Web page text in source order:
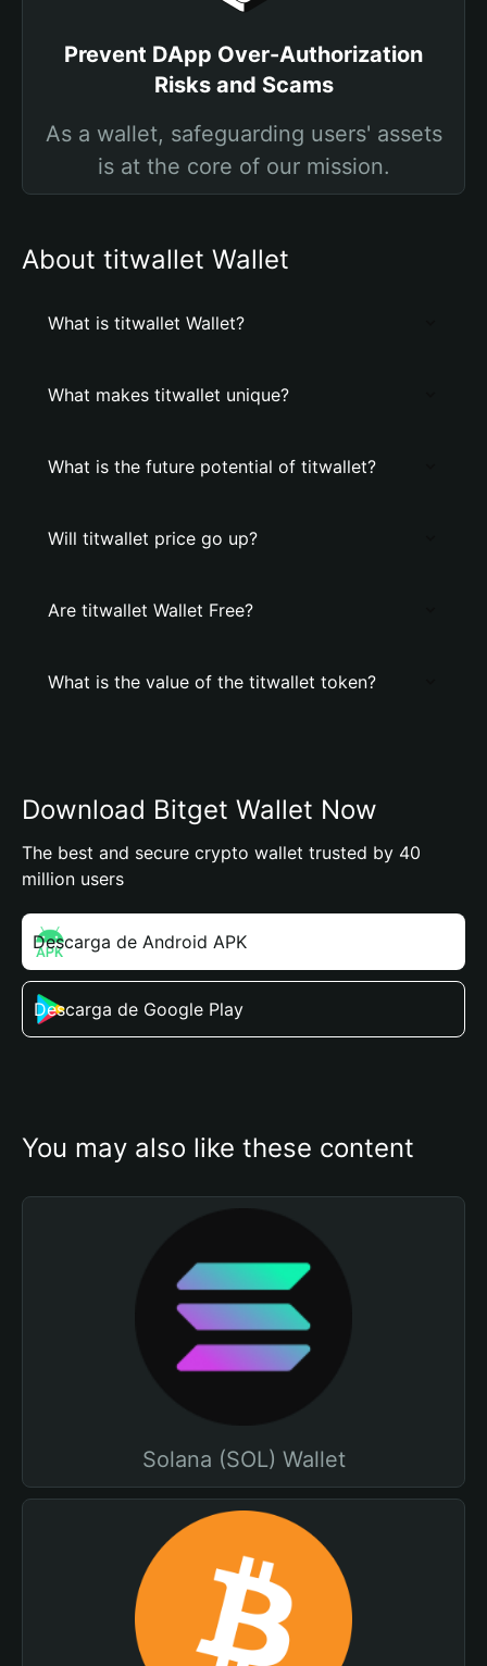
Prevent DApp Over-Authorization
Risks and Scams
As a wallet, safeguarding users' assets
is at the core of our mission.
About titwallet Wallet
What is titwallet Wallet?
What makes titwallet unique?
What is the future potential of titwallet?
Will titwallet price go up?
Are titwallet Wallet Free?
What is the value of the titwallet token?
Download Bitget Wallet Now
The best and secure crypto wallet trusted by 40
million users
Descarga de Android APK
Descarga de Google Play
You may also like these content
Solana (SOL) Wallet